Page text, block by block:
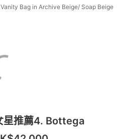
Bag in Archive Beige/ Soap Beige
星推薦4. Bottega